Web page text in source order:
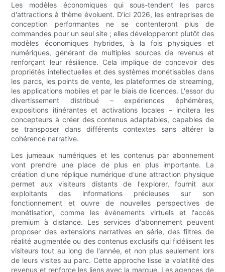
Les modèles économiques qui sous-tendent les parcs
d'attractions à thème évoluent. D'ici 2026, les entreprises de
conception performantes ne se contenteront plus de
commandes pour un seul site ; elles développeront plutôt des
modèles économiques hybrides, à la fois physiques et
numériques, générant de multiples sources de revenus et
renforçant leur résilience. Cela implique de concevoir des
propriétés intellectuelles et des systèmes monétisables dans
les parcs, les points de vente, les plateformes de streaming,
les applications mobiles et par le biais de licences. L'essor du
divertissement distribué – expériences éphémères,
expositions itinérantes et activations locales – incitera les
concepteurs à créer des contenus adaptables, capables de
se transposer dans différents contextes sans altérer la
cohérence narrative.
Les jumeaux numériques et les contenus par abonnement
vont prendre une place de plus en plus importante. La
création d'une réplique numérique d'une attraction physique
permet aux visiteurs distants de l'explorer, fournit aux
exploitants des informations précieuses sur son
fonctionnement et ouvre de nouvelles perspectives de
monétisation, comme les événements virtuels et l'accès
premium à distance. Les services d'abonnement peuvent
proposer des extensions narratives en série, des filtres de
réalité augmentée ou des contenus exclusifs qui fidélisent les
visiteurs tout au long de l'année, et non plus seulement lors
de leurs visites au parc. Cette approche lisse la volatilité des
revenus et renforce les liens avec la marque. Les agences de